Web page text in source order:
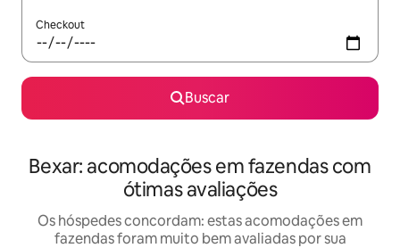
Checkout
Buscar
Bexar: acomodações em fazendas com
ótimas avaliações
Os hóspedes concordam: estas acomodações em
fazendas foram muito bem avaliadas por sua